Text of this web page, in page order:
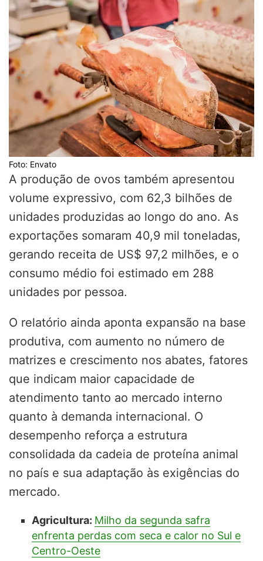
Foto: Envato
A produção de ovos também apresentou
volume expressivo, com 62,3 bilhões de
unidades produzidas ao longo do ano. As
exportações somaram 40,9 mil toneladas,
gerando receita de US$ 97,2 milhões, e o
consumo médio foi estimado em 288
unidades por pessoa.
O relatório ainda aponta expansão na base
produtiva, com aumento no número de
matrizes e crescimento nos abates, fatores
que indicam maior capacidade de
atendimento tanto ao mercado interno
quanto à demanda internacional. O
desempenho reforça a estrutura
consolidada da cadeia de proteína animal
no país e sua adaptação às exigências do
mercado.
Agricultura: Milho da segunda safra
enfrenta perdas com seca e calor no Sul e
Centro-Oeste